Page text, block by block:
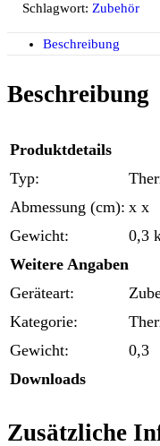
Schlagwort: Zubehör
Beschreibung
Beschreibung
Produktdetails
Typ:
Abmessung (cm): x x
Gewicht:
0,3
Weitere Angaben
Geräteart:
Kategorie:
Gewicht:
0,3
Downloads
Zusätzliche